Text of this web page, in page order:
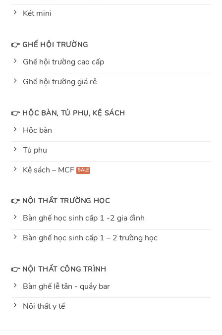
Két mini
👉 GHẾ HỘI TRƯỜNG
Ghế hội trường cao cấp
Ghế hội trường giá rẻ
👉 HỘC BÀN, TỦ PHỤ, KỆ SÁCH
Hộc bàn
Tủ phụ
Kệ sách – MCF
👉 NỘI THẤT TRƯỜNG HỌC
Bàn ghế học sinh cấp 1 -2 gia đình
Bàn ghế học sinh cấp 1 – 2 trường học
👉 NỘI THẤT CÔNG TRÌNH
Bàn ghế lễ tân - quầy bar
Nội thất y tế